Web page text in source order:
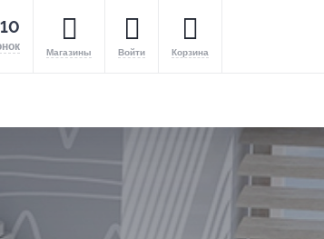
Магазины Войти Корзина